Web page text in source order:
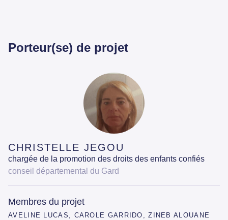
Porteur(se) de projet
CHRISTELLE JEGOU
chargée de la promotion des droits des enfants confiés
conseil départemental du Gard
Membres du projet
AVELINE LUCAS, CAROLE GARRIDO, ZINEB ALOUANE